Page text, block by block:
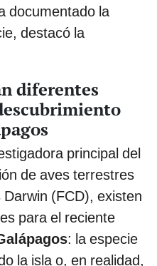
documentado la
destacó la
diferentes
principal del
de aves terrestres
(FCD), existen
para el reciente
: la especie
la isla o, en realidad,